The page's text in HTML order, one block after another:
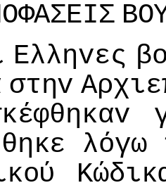
Ελληvες
στηv
λόγω